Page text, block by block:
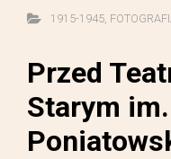
1915-1945,
Przed
Starym